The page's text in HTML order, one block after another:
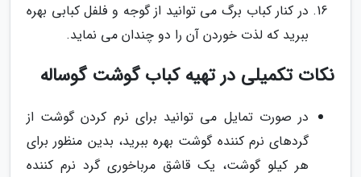
در کنار کباب برگ می توانید از گوجه و فلفل کبابی بهره
ببرید که لذت خوردن آن را دو چندان می نماید.
نکات تکمیلی در تهیه کباب گوشت گوساله
در صورت تمایل می توانید برای نرم کردن گوشت از
گردهای نرم کننده گوشت بهره ببرید، بدین منظور برای
هر کیلو گوشت، یک قاشق مرباخوری گرد نرم کننده